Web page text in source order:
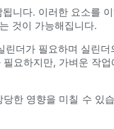
니다. 이러한 요소를
것이 가능해집니다.
더가 필요하며 실린
요하지만, 가벼운 작
한 영향을 미칠 수 있